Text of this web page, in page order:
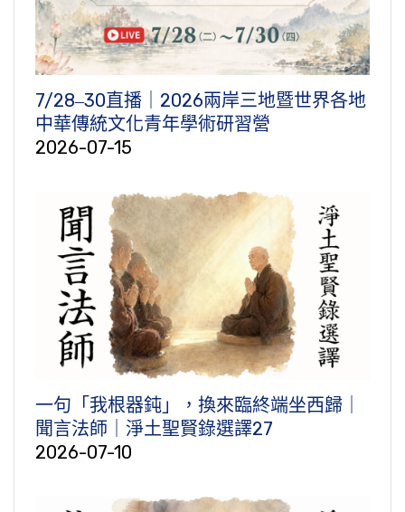
7/28‒30直播｜2026兩岸三地暨世界各地
中華傳統文化青年學術研習營
2026-07-15
一句「我根器鈍」，換來臨終端坐西歸｜
聞言法師｜淨土聖賢錄選譯27
2026-07-10